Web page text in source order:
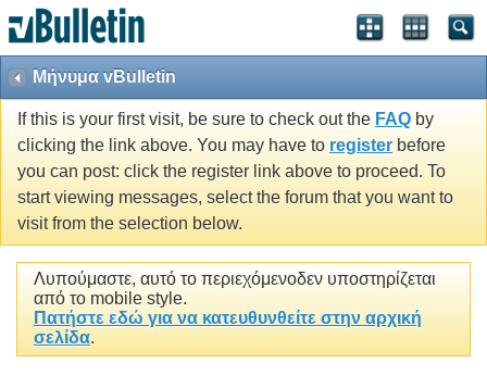
Μήνυμα vBulletin
If this is your first visit, be sure to check out the FAQ by
clicking the link above. You may have to register before
you can post: click the register link above to proceed. To
start viewing messages, select the forum that you want to
visit from the selection below.
Λυπούμαστε, αυτό το περιεχόμενοδεν υποστηρίζεται
από το mobile style.
Πατήστε εδώ για να κατευθυνθείτε στην αρχική
σελίδα.